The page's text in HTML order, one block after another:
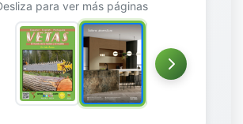
para ver más páginas